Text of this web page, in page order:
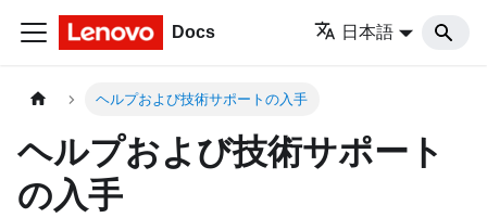
Docs 日本語
ヘルプおよび技術サポートの入手
ヘルプおよび技術サポート
の入手